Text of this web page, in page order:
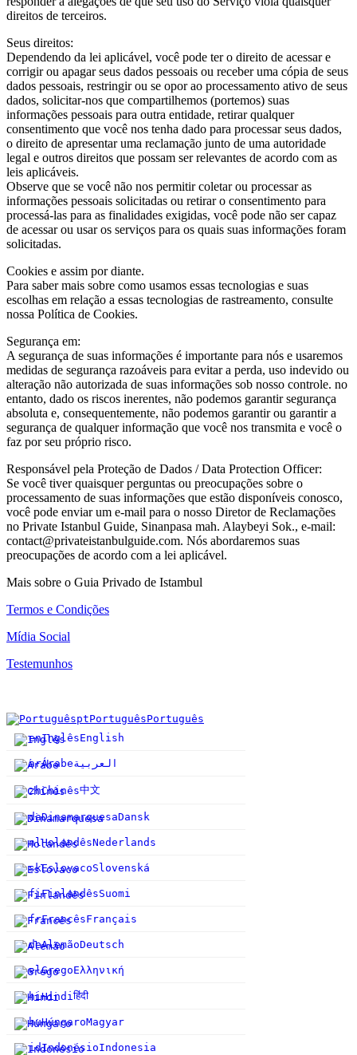
direitos de terceiros.
Seus direitos:
Dependendo da lei aplicável, você pode ter o direito de acessar e
corrigir ou apagar seus dados pessoais ou receber uma cópia de seus
dados pessoais, restringir ou se opor ao processamento ativo de seus
dados, solicitar-nos que compartilhemos (portemos) suas
informações pessoais para outra entidade, retirar qualquer
consentimento que você nos tenha dado para processar seus dados,
o direito de apresentar uma reclamação junto de uma autoridade
legal e outros direitos que possam ser relevantes de acordo com as
leis aplicáveis.
Observe que se você não nos permitir coletar ou processar as
informações pessoais solicitadas ou retirar o consentimento para
processá-las para as finalidades exigidas, você pode não ser capaz
de acessar ou usar os serviços para os quais suas informações foram
solicitadas.
Cookies e assim por diante.
Para saber mais sobre como usamos essas tecnologias e suas
escolhas em relação a essas tecnologias de rastreamento, consulte
nossa Política de Cookies.
Segurança em:
A segurança de suas informações é importante para nós e usaremos
medidas de segurança razoáveis para evitar a perda, uso indevido ou
alteração não autorizada de suas informações sob nosso controle. no
entanto, dado os riscos inerentes, não podemos garantir segurança
absoluta e, consequentemente, não podemos garantir ou garantir a
segurança de qualquer informação que você nos transmita e você o
faz por seu próprio risco.
Responsável pela Proteção de Dados / Data Protection Officer:
Se você tiver quaisquer perguntas ou preocupações sobre o
processamento de suas informações que estão disponíveis conosco,
você pode enviar um e-mail para o nosso Diretor de Reclamações
no Private Istanbul Guide, Sinanpasa mah. Alaybeyi Sok., e-mail:
contact@privateistanbulguide.com. Nós abordaremos suas
preocupações de acordo com a lei aplicável.
Mais sobre o Guia Privado de Istambul
Termos e Condições
Mídia Social
Testemunhos
ptPortuguêsPortuguês
enInglêsEnglish
arÁrabeالعربية
zhChinês中文
daDinamarquesaDansk
nlHolandêsNederlands
skEslovacoSlovenská
fiFinlandêsSuomi
frFrancêsFrançais
deAlemãoDeutsch
elGregoΕλληνική
hiHindiहिंदी
huHúngaroMagyar
idIndonésioIndonesia